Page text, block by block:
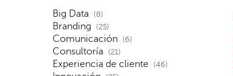
Big Data (8)
Branding (25)
Comunicación (6)
Consultoría (21)
Experiencia de cliente (46)